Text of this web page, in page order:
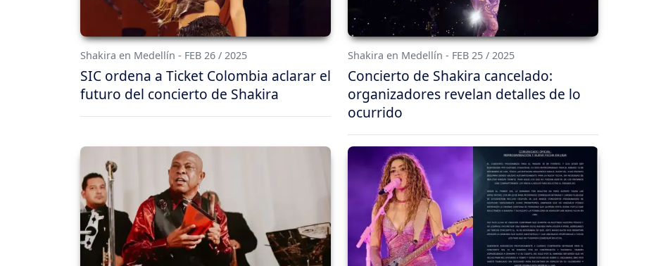
Shakira en Medellín - FEB 26 / 2025
SIC ordena a Ticket Colombia aclarar el
futuro del concierto de Shakira
Shakira en Medellín - FEB 25 / 2025
Concierto de Shakira cancelado:
organizadores revelan detalles de lo
ocurrido